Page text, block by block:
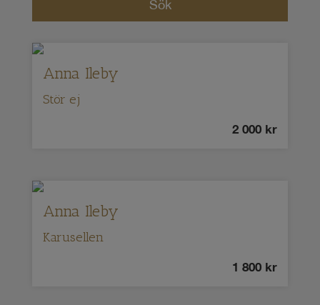
Anna Ileby
Stör ej
2 000 kr
Anna Ileby
Karusellen
1 800 kr